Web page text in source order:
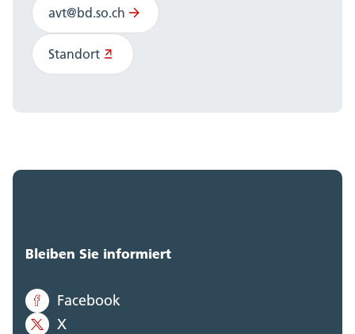
avt@bd.so.ch
Standort
Bleiben Sie informiert
Facebook
X